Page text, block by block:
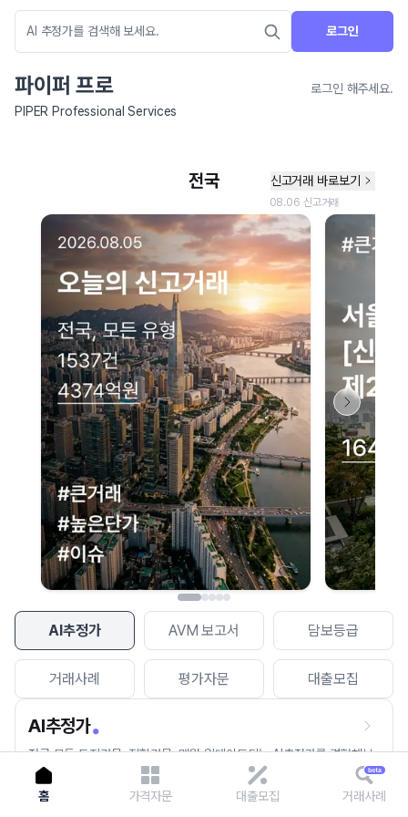
로그인
파이퍼 프로
로그인 해주세요.
PIPER Professional Services
AI추정가 AVM 보고서 담보등급
거래사례 평가자문 대출모집
AI추정가
전국 모든 토지건물, 집합건물, 매월 업데이트되는 AI추정가를 경험해보
세요.
네이버 지도 연결 안내
현재 네이버 지도 연결이 원활하지 않아 지도를 불러올 수 없습니다.
이용에 불편을 드려 죄송합니다.
다시 시도
홈 가격자문 대출모집 거래사례